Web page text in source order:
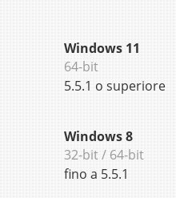
Windows 11
64-bit
5.5.1 o superiore
Windows 8
32-bit / 64-bit
fino a 5.5.1